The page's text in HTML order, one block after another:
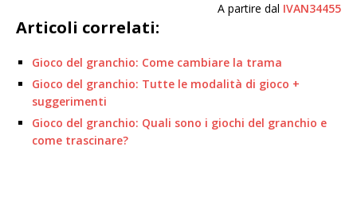
A partire dal IVAN34455
Articoli correlati:
Gioco del granchio: Come cambiare la trama
Gioco del granchio: Tutte le modalità di gioco +
suggerimenti
Gioco del granchio: Quali sono i giochi del granchio e
come trascinare?